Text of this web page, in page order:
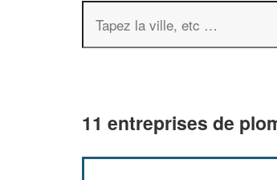
11 entreprises de